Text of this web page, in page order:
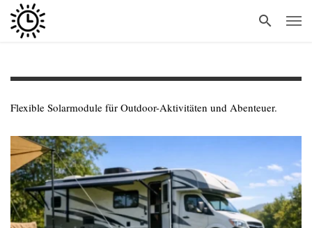
Flexible Solarmodule für Outdoor-Aktivitäten und Abenteuer.